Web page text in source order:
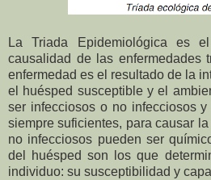
La Triada Epidemiológica es
causalidad de las enfermedades
enfermedad es el resultado de la
el huésped susceptible y el
ser infecciosos o no infecciosos
siempre suficientes, para causar
no infecciosos pueden ser
del huésped son los que
individuo: su susceptibilidad y